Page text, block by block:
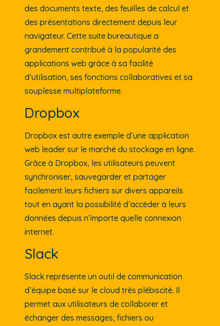
des documents texte, des feuilles de calcul et
des présentations directement depuis leur
navigateur. Cette suite bureautique a
grandement contribué à la popularité des
applications web grâce à sa facilité
d’utilisation, ses fonctions collaboratives et sa
souplesse multiplateforme.
Dropbox
Dropbox est autre exemple d’une application
web leader sur le marché du stockage en ligne.
Grâce à Dropbox, les utilisateurs peuvent
synchroniser, sauvegarder et partager
facilement leurs fichiers sur divers appareils
tout en ayant la possibilité d’accéder à leurs
données depuis n’importe quelle connexion
internet.
Slack
Slack représente un outil de communication
d’équipe basé sur le cloud très plébiscité. Il
permet aux utilisateurs de collaborer et
échanger des messages, fichiers ou